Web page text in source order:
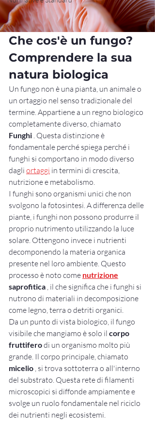
Che cos'è un fungo?
Comprendere la sua
natura biologica
Un fungo non è una pianta, un animale o
un ortaggio nel senso tradizionale del
termine. Appartiene a un regno biologico
completamente diverso, chiamato
Funghi . Questa distinzione è
fondamentale perché spiega perché i
funghi si comportano in modo diverso
dagli ortaggi in termini di crescita,
nutrizione e metabolismo.
I funghi sono organismi unici che non
svolgono la fotosintesi. A differenza delle
piante, i funghi non possono produrre il
proprio nutrimento utilizzando la luce
solare. Ottengono invece i nutrienti
decomponendo la materia organica
presente nel loro ambiente. Questo
processo è noto come nutrizione
saprofitica , il che significa che i funghi si
nutrono di materiali in decomposizione
come legno, terra o detriti organici.
Da un punto di vista biologico, il fungo
visibile che mangiamo è solo il corpo
fruttifero di un organismo molto più
grande. Il corpo principale, chiamato
micelio , si trova sottoterra o all'interno
del substrato. Questa rete di filamenti
microscopici si diffonde ampiamente e
svolge un ruolo fondamentale nel riciclo
dei nutrienti negli ecosistemi.